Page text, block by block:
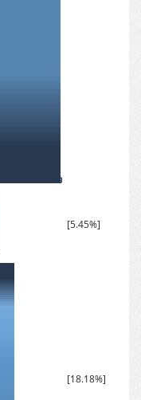
[5.45%]
[18.18%]